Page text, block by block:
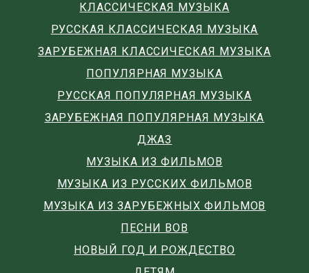
КЛАССИЧЕСКАЯ МУЗЫКА
РУССКАЯ КЛАССИЧЕСКАЯ МУЗЫКА
ЗАРУБЕЖНАЯ КЛАССИЧЕСКАЯ МУЗЫКА
ПОПУЛЯРНАЯ МУЗЫКА
РУССКАЯ ПОПУЛЯРНАЯ МУЗЫКА
ЗАРУБЕЖНАЯ ПОПУЛЯРНАЯ МУЗЫКА
ДЖАЗ
МУЗЫКА ИЗ ФИЛЬМОВ
МУЗЫКА ИЗ РУССКИХ ФИЛЬМОВ
МУЗЫКА ИЗ ЗАРУБЕЖНЫХ ФИЛЬМОВ
ПЕСНИ ВОВ
НОВЫЙ ГОД И РОЖДЕСТВО